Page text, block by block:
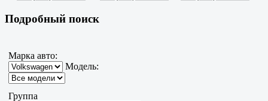
Подробный поиск
Марка авто:
Модель:
Группа